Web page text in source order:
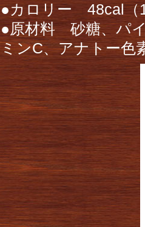
●カロリー 48cal（
●原材料 砂糖、パ
ミンC、アナトー色